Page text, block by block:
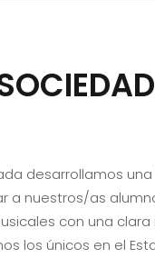
desarrollamos
a nuestros/as
con una clara
los únicos en el